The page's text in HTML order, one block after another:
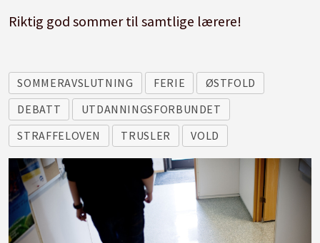
Riktig god sommer til samtlige lærere!
SOMMERAVSLUTNING FERIE
ØSTFOLD
DEBATT
UTDANNINGSFORBUNDET
STRAFFELOVEN
TRUSLER VOLD